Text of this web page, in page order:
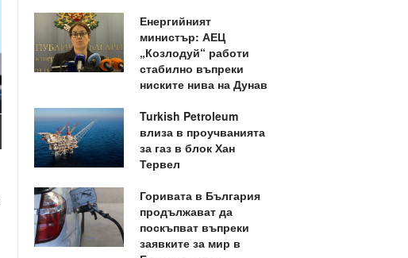
Енергийният
министър: АЕЦ
„Козлодуй“ работи
стабилно въпреки
ниските нива на Дунав
Turkish Petroleum
влиза в проучванията
за газ в блок Хан
Тервел
Горивата в България
продължават да
поскъпват въпреки
заявките за мир в